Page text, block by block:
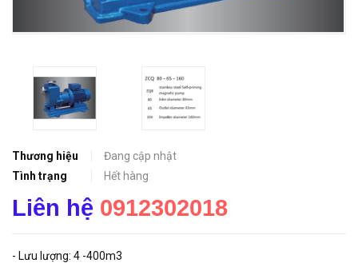
Thương hiệu
Đang cập nhật
Tình trạng
Hết hàng
Liên hệ 0912302018
- Lưu lượng: 4 -400m3